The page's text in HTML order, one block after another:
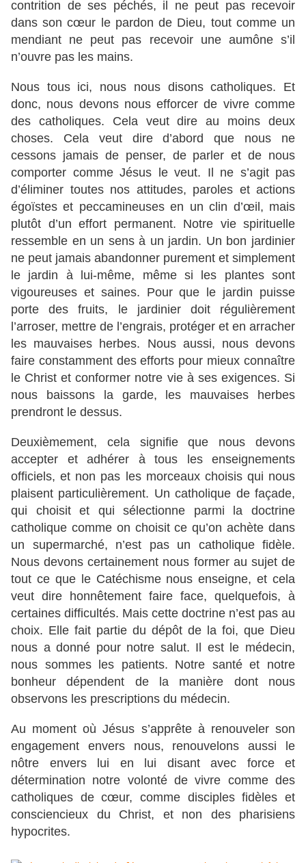
contrition de ses péchés, il ne peut pas recevoir
dans son cœur le pardon de Dieu, tout comme un
mendiant ne peut pas recevoir une aumône s’il
n’ouvre pas les mains.
Nous tous ici, nous nous disons catholiques. Et
donc, nous devons nous efforcer de vivre comme
des catholiques. Cela veut dire au moins deux
choses. Cela veut dire d’abord que nous ne
cessons jamais de penser, de parler et de nous
comporter comme Jésus le veut. Il ne s’agit pas
d’éliminer toutes nos attitudes, paroles et actions
égoïstes et peccamineuses en un clin d’œil, mais
plutôt d’un effort permanent. Notre vie spirituelle
ressemble en un sens à un jardin. Un bon jardinier
ne peut jamais abandonner purement et simplement
le jardin à lui-même, même si les plantes sont
vigoureuses et saines. Pour que le jardin puisse
porte des fruits, le jardinier doit régulièrement
l’arroser, mettre de l’engrais, protéger et en arracher
les mauvaises herbes. Nous aussi, nous devons
faire constamment des efforts pour mieux connaître
le Christ et conformer notre vie à ses exigences. Si
nous baissons la garde, les mauvaises herbes
prendront le dessus.
Deuxièmement, cela signifie que nous devons
accepter et adhérer à tous les enseignements
officiels, et non pas les morceaux choisis qui nous
plaisent particulièrement. Un catholique de façade,
qui choisit et qui sélectionne parmi la doctrine
catholique comme on choisit ce qu’on achète dans
un supermarché, n’est pas un catholique fidèle.
Nous devons certainement nous former au sujet de
tout ce que le Catéchisme nous enseigne, et cela
veut dire honnêtement faire face, quelquefois, à
certaines difficultés. Mais cette doctrine n’est pas au
choix. Elle fait partie du dépôt de la foi, que Dieu
nous a donné pour notre salut. Il est le médecin,
nous sommes les patients. Notre santé et notre
bonheur dépendent de la manière dont nous
observons les prescriptions du médecin.
Au moment où Jésus s’apprête à renouveler son
engagement envers nous, renouvelons aussi le
nôtre envers lui en lui disant avec force et
détermination notre volonté de vivre comme des
catholiques de cœur, comme disciples fidèles et
consciencieux du Christ, et non des pharisiens
hypocrites.